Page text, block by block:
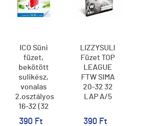
ICO Süni
füzet,
bekötött
sulikész,
vonalas
2.osztályos
16-32 (32
lap A/5)
390 Ft
LIZZYSULI
Füzet TOP
LEAGUE
FTW SIMA
20-32 32
LAP A/5
390 Ft